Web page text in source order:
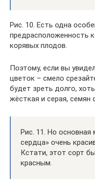
Рис. 10. Есть одна
предрасположенность
корявых плодов.
Поэтому, если вы
цветок – смело
будет зреть долго,
жёсткая и серая, семян
Рис. 11. Но основная
сердца» очень
Кстати, этот сорт
красным.